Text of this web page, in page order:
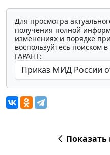
Для просмотра
получения полной
изменениях и порядке
воспользуйтесь поиском
ГАРАНТ: